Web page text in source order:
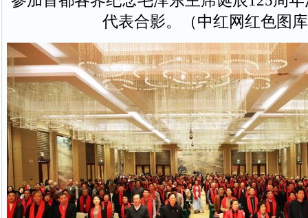
代表合影。（中红网红色图